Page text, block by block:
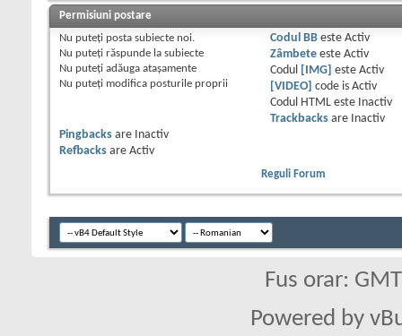
Permisiuni postare
Nu puteţi posta subiecte noi.
Nu puteţi răspunde la subiecte
Nu puteţi adăuga ataşamente
Nu puteţi modifica posturile proprii
Codul BBeste Activ
Zâmbeteeste Activ
Codul
[IMG] este Activ
[VIDEO]
code is Activ
Codul HTML este
Inactiv
Trackbacksare
Inactiv
Pingbacks are
Inactiv
Refbacks are Activ
Reguli Forum
Fus orar:
Powered by